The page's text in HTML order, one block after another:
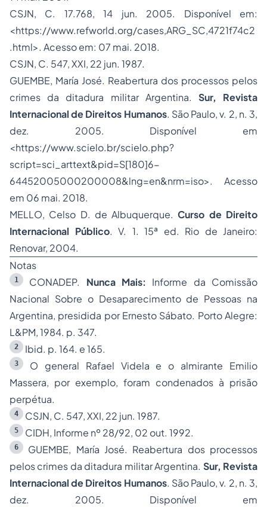
CSJN, C. 17.768, 14 jun. 2005. Disponível em:
<https://www.refworld.org/cases,ARG_SC,4721f74c2
.html>. Acesso em: 07 mai. 2018.
CSJN, C. 547, XXI, 22 jun. 1987.
GUEMBE, María José. Reabertura dos processos pelos
crimes da ditadura militar Argentina. Sur, Revista
Internacional de Direitos Humanos. São Paulo, v. 2, n. 3,
dez. 2005. Disponível em
<https://www.scielo.br/scielo.php?
script=sci_arttext&pid=S[180]6-
64452005000200008&lng=en&nrm=iso>. Acesso
em 06 mai. 2018.
MELLO, Celso D. de Albuquerque.Curso de Direito
Internacional Público. V. 1. 15ª ed. Rio de Janeiro:
Renovar, 2004.
Notas
1 CONADEP. Nunca Mais: Informe da Comissão
Nacional Sobre o Desaparecimento de Pessoas na
Argentina, presidida por Ernesto Sábato. Porto Alegre:
L&PM, 1984. p. 347.
2 Ibid. p. 164. e 165.
3
O general Rafael Videla e o almirante Emilio
Massera, por exemplo, foram condenados à prisão
perpétua.
4 CSJN, C. 547, XXI, 22 jun. 1987.
5 CIDH, Informe nº 28/92, 02 out. 1992.
6
GUEMBE, María José. Reabertura dos processos
pelos crimes da ditadura militar Argentina. Sur, Revista
Internacional de Direitos Humanos. São Paulo, v. 2, n. 3,
dez. 2005. Disponível em